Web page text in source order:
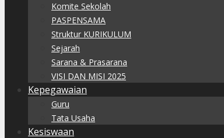
Komite Sekolah
PASPENSAMA
Struktur KURIKULUM
Sejarah
Sarana & Prasarana
VISI DAN MISI 2025
Kepegawaian
Guru
Tata Usaha
Kesiswaan